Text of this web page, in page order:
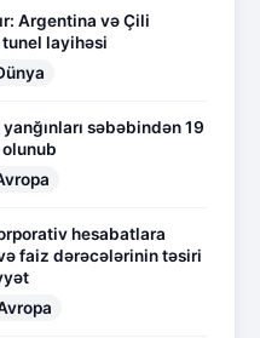
Argentina və Çili
tunel layihəsi
səbəbindən 19
hesabatlara
faiz dərəcələrinin təsiri